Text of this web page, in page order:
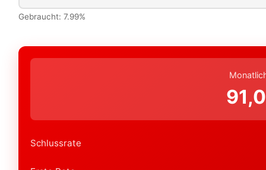
Gebraucht: 7.99%
Schlussrate